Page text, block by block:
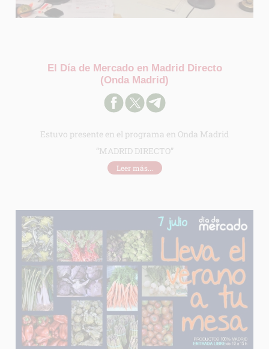
El Día de Mercado en Madrid Directo
(Onda Madrid)
Estuvo presente en el programa en Onda Madrid
“MADRID DIRECTO”
Leer más...